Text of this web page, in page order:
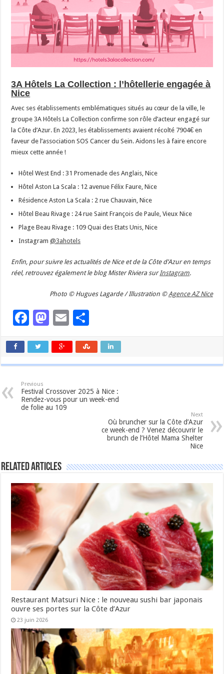
3A Hôtels La Collection : l’hôtellerie engagée à
Nice
Avec ses établissements emblématiques situés au cœur de la ville, le
groupe 3A Hôtels La Collection confirme son rôle d’acteur engagé sur
la Côte d’Azur. En 2023, les établissements avaient récolté 7904€ en
faveur de l’association SOS Cancer du Sein. Aidons les à faire encore
mieux cette année !
Hôtel West End : 31 Promenade des Anglais, Nice
Hôtel Aston La Scala : 12 avenue Félix Faure, Nice
Résidence Aston La Scala : 2 rue Chauvain, Nice
Hôtel Beau Rivage : 24 rue Saint François de Paule, Vieux Nice
Plage Beau Rivage : 109 Quai des Etats Unis, Nice
Instagram@3ahotels
Enfin, pour suivre les actualités de Nice et de la Côte d’Azur en temps
réel, retrouvez également le blog Mister Riviera sur Instagram.
Photo © Hugues Lagarde / Illustration © Agence AZ Nice
Facebook
Mastodon
Email
Previous
Festival Crossover 2025 à Nice :
Rendez-vous pour un week-end
de folie au 109
Next
Où bruncher sur la Côte d’Azur
ce week-end ? Venez découvrir le
brunch de l’Hôtel Mama Shelter
Nice
Related Articles
Restaurant Matsuri Nice : le nouveau sushi bar japonais
ouvre ses portes sur la Côte d’Azur
23 juin 2026